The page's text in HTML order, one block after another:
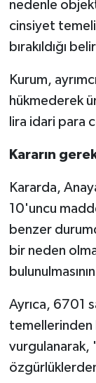
nedenle
cinsiyet
bırakıldığı
Kurum,
hükmederek
lira idari para
Kararın
Kararda,
10'uncu
benzer
bir neden
Ayrıca, 6701
temellerinden
vurgulanarak,